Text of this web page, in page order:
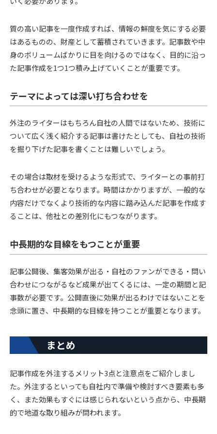
質の高い記事を一度作成すれば、情報の鮮度を気にする必要
はあるものの、財産として蓄積されていきます。記事数や中
身のボリュームばかりに目を向けるのではなく、目的に沿っ
た記事作成を1つ1つ積み上げていくことが重要です。
テーマによっては深い打ち合わせを
外注のライターはもちろん自社の人間ではないため、技術に
ついて広く浅く紹介する記事は書けたとしても、自社の技術
を掘り下げた記事を書くことは難しいでしょう。
その場合は取材を受けるような形式で、ライターとの事前打
ち合わせが必要となります。時間はかかりますが、一般的な
内容だけでなくより技術的な内容に踏み込んだ記事を作成す
ることは、他社との差別化にもつながります。
中長期的な目線をもつことが重要
記事公開後、集客効果が出る・自社のファンができる・問い
合わせにつながるなど成果が出てくるには、一定の期間と記
事数が必要です。公開直後に効果が出るわけではないことを
念頭に置き、中長期的な目線を持つことが重要となります。
まとめ
記事作成を外注するメリット3点と注意点をご紹介しまし
た。外注するといっても自社内で準備や検討すべき要素も多
く、また効果もすぐには感じられないという点から、中長期
的で地道な取り組みが問われます。